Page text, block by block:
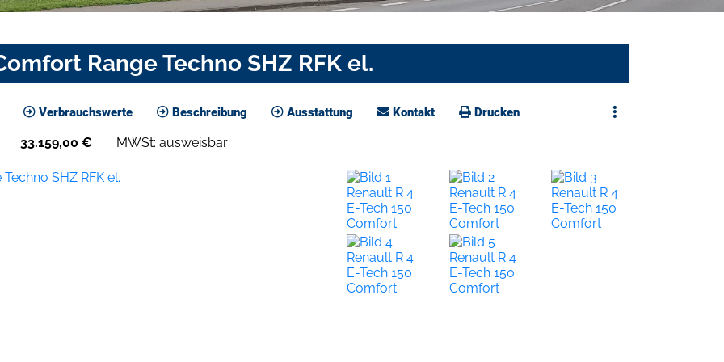
Range Techno SHZ RFK el.
Verbrauchswerte Beschreibung Ausstattung Kontakt Drucken
33.159,00 € MWSt: ausweisbar